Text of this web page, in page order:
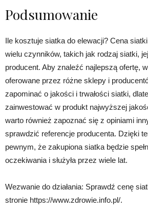
Podsumowanie
Ile kosztuje siatka do elewacji? Cena
wielu czynników, takich jak rodzaj siatki,
producent. Aby znaleźć najlepszą ofertę,
oferowane przez różne sklepy i
zapominać o jakości i trwałości siatki,
zainwestować w produkt najwyższej
warto również zapoznać się z opiniami
sprawdzić referencje producenta. Dzięki
pewnym, że zakupiona siatka będzie
oczekiwania i służyła przez wiele lat.
Wezwanie do działania: Sprawdź cenę
stronie https://www.zdrowie.info.pl/.